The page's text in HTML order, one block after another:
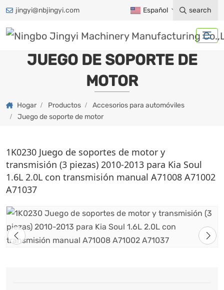
jingyi@nbjingyi.com Español search
JUEGO DE SOPORTE DE
MOTOR
Hogar Productos
Accesorios para automóviles
Juego de soporte de motor
1K0230 Juego de soportes de motor y
transmisión (3 piezas) 2010-2013 para Kia Soul
1.6L 2.0L con transmisión manual A71008 A71002
A71037